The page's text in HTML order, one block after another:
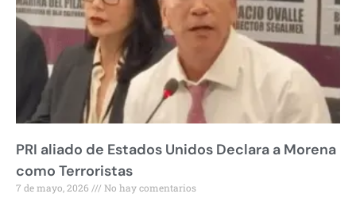
PRI aliado de Estados Unidos Declara a Morena
como Terroristas
7 de mayo, 2026 No hay comentarios